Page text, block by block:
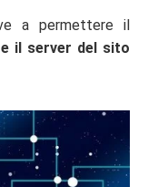
a permettere il
il server del sito